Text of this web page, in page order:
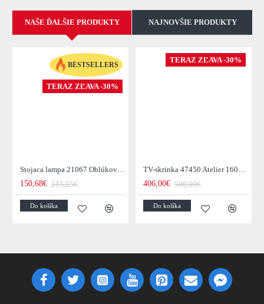
NAŠE ĎALŠIE PRODUKTY NAJNOVŠIE PRODUKTY
BESTSELLERS
TERAZ ZĽAVA -30%
Stojaca lampa 21067 Oblúková Lesklý chróm
150,68€ 215,25€
Do košíka
TERAZ ZĽAVA -30%
TV-skrinka 47450 Atelier 160cm Natural Dub Dyha
406,00€ 580,00€
Do košíka